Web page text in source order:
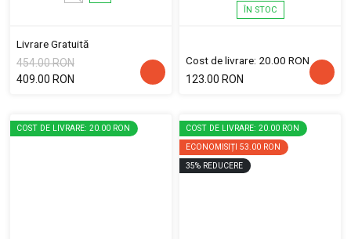
Livrare Gratuită
454.00 RON
409.00 RON
ÎN STOC
Cost de livrare: 20.00 RON
123.00 RON
COST DE LIVRARE: 20.00 RON
COST DE LIVRARE: 20.00 RON
ECONOMISIȚI 53.00 RON
35% REDUCERE